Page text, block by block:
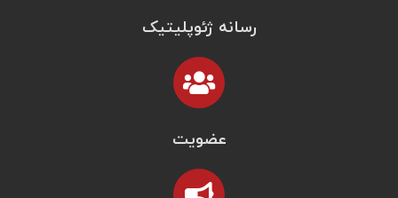
رسانه ژئوپلیتیک
عضویت